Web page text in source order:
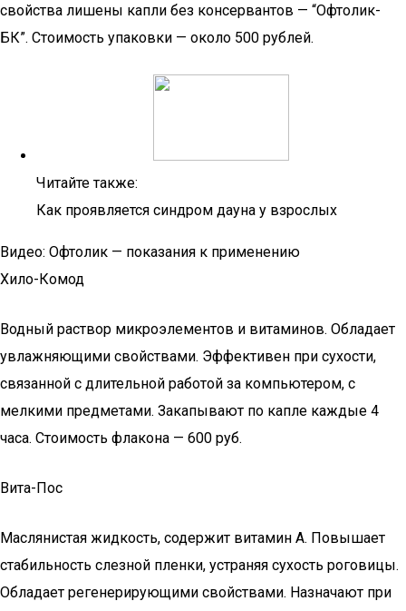
свойства лишены капли без консервантов — “Офтолик-
БК”. Стоимость упаковки — около 500 рублей.
Читайте также:
Как проявляется синдром дауна у взрослых
Видео: Офтолик — показания к применению
Хило-Комод
Водный раствор микроэлементов и витаминов. Обладает
увлажняющими свойствами. Эффективен при сухости,
связанной с длительной работой за компьютером, с
мелкими предметами. Закапывают по капле каждые 4
часа. Стоимость флакона — 600 руб.
Вита-Пос
Маслянистая жидкость, содержит витамин А. Повышает
стабильность слезной пленки, устраняя сухость роговицы.
Обладает регенерирующими свойствами. Назначают при